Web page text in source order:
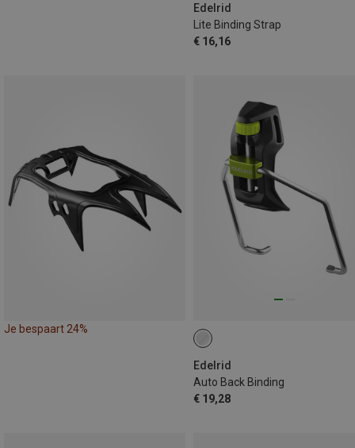
Edelrid
Lite Binding Strap
€ 16,16
Je bespaart 24%
Edelrid
Auto Back Binding
€ 19,28